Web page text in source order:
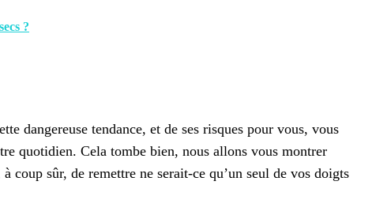
?
dangereuse tendance, et de ses risques pour vous, vous
quotidien. Cela tombe bien, nous allons vous montrer
coup sûr, de remettre ne serait-ce qu’un seul de vos doigts